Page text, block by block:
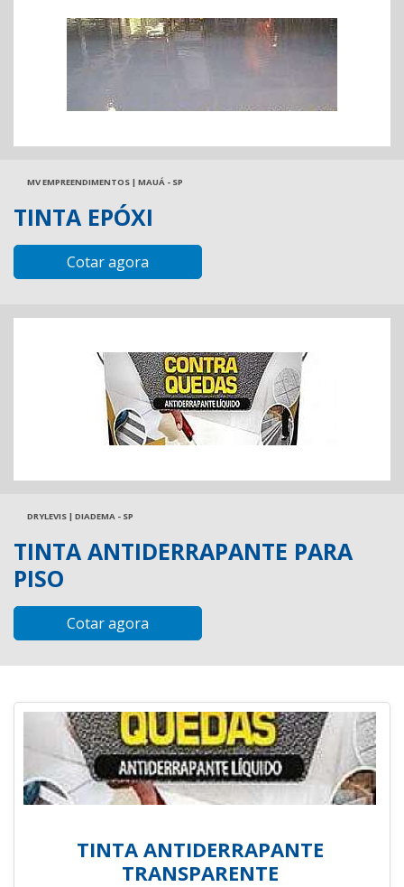
MV EMPREENDIMENTOS | MAUÁ - SP
TINTA EPÓXI
Cotar agora
DRYLEVIS | DIADEMA - SP
TINTA ANTIDERRAPANTE PARA
PISO
Cotar agora
TINTA ANTIDERRAPANTE
TRANSPARENTE